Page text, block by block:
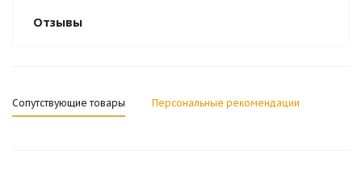
Отзывы
Сопутствующие товары Персональные рекомендации